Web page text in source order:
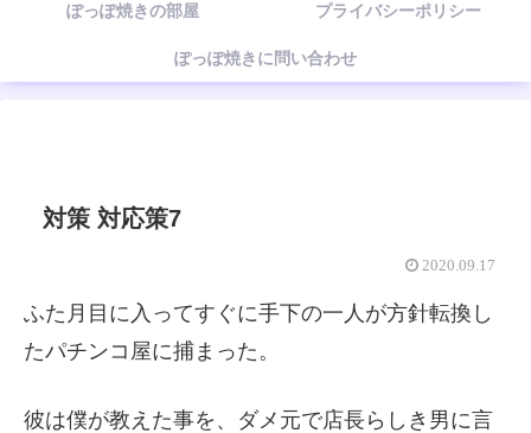
ぽっぽ焼きの部屋 プライバシーポリシー
ぽっぽ焼きに問い合わせ
対策 対応策7
2020.09.17
ふた月目に入ってすぐに手下の一人が方針転換し
たパチンコ屋に捕まった。
彼は僕が教えた事を、ダメ元で店長らしき男に言